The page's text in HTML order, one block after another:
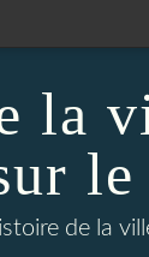
la
de la